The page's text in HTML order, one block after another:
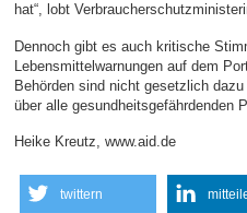
hat“, lobt
Dennoch gibt es auch kritische
Lebensmittelwarnungen auf dem
Behörden sind nicht gesetzlich
über alle gesundheitsgefährdenden
Heike Kreutz, www.aid.de
twittern